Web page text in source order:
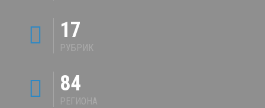
17
РУБРИК
84
РЕГИОНА